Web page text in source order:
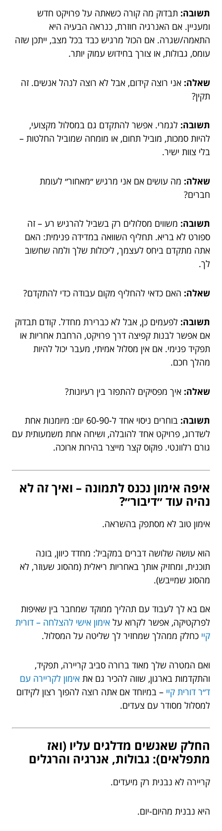
תשובה: תבדוק מה קורה כשאתה על פרויקט חדש
ומעניין. אם האנרגיה חוזרת, כנראה הבעיה היא
התאמה/שגרה. אם הכול מרגיש כבד בכל מצב, ייתכן שזה
עומס, גבולות, או צורך בחידוש עמוק יותר.
שאלה: אני רוצה קידום, אבל לא רוצה לנהל אנשים. זה
תקין?
תשובה: לגמרי. אפשר להתקדם גם במסלול מקצועי,
להיות סמכות, מוביל תחום, או מומחה שמוביל החלטות –
בלי צוות ישיר.
שאלה: מה עושים אם אני מרגיש ״מאחור״ לעומת
חברים?
תשובה: משווים מסלולים רק בשביל להרגיש רע – זה
ספורט לא בריא. תחליף השוואה במדידה פנימית: האם
אתה מתקדם ביחס לעצמך, ליכולות שלך ולמה שחשוב
לך.
שאלה: האם כדאי להחליף מקום עבודה כדי להתקדם?
תשובה: לפעמים כן, אבל לא כברירת מחדל. קודם תבדוק
אם אפשר לבנות קפיצה דרך פרויקט, הרחבת אחריות או
תפקיד פנימי. אם אין מסלול אמיתי, מעבר יכול להיות
מהלך חכם.
שאלה: איך מפסיקים להתפזר בין רעיונות?
תשובה:
בוחרים ניסוי אחד ל-60-90 יום: מיומנות אחת
לשדרוג, פרויקט אחד להובלה, ושיחה אחת משמעותית עם
גורם רלוונטי. פוקוס קצר מייצר בהירות ארוכה.
איפה אימון נכנס לתמונה – ואיך זה לא
נהיה עוד ״דיבור״?
אימון טוב לא מסתפק בהשראה.
הוא עושה שלושה דברים במקביל: מחדד כיוון, בונה
תוכנית, ומחזיק אותך באחריות ריאלית (מהסוג שעוזר, לא
מהסוג שמייבש).
אם בא לך לעבוד עם תהליך ממוקד שמחבר בין שאיפות
לפרקטיקה, אפשר לקרוא על אימון אישי להצלחה – דורית
קיי כחלק ממהלך שמחזיר לך שליטה על המסלול.
ואם המטרה שלך מאוד ברורה סביב קריירה, תפקיד,
והתקדמות בארגון, שווה להכיר גם את אימון לקריירה עם
ד״ר דורית קיי – במיוחד אם אתה רוצה להפוך רצון לקידום
למסלול מסודר עם צעדים.
החלק שאנשים מדלגים עליו (ואז
מתפלאים): גבולות, אנרגיה והרגלים
קריירה לא נבנית רק מיעדים.
היא נבנית מהיום-יום.